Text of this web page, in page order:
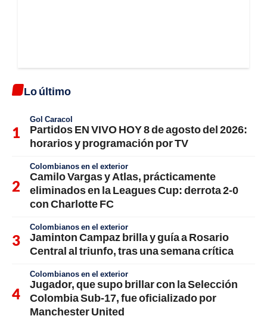
Lo último
Gol Caracol
Partidos EN VIVO HOY 8 de agosto del 2026:
horarios y programación por TV
Colombianos en el exterior
Camilo Vargas y Atlas, prácticamente
eliminados en la Leagues Cup: derrota 2-0
con Charlotte FC
Colombianos en el exterior
Jaminton Campaz brilla y guía a Rosario
Central al triunfo, tras una semana crítica
Colombianos en el exterior
Jugador, que supo brillar con la Selección
Colombia Sub-17, fue oficializado por
Manchester United